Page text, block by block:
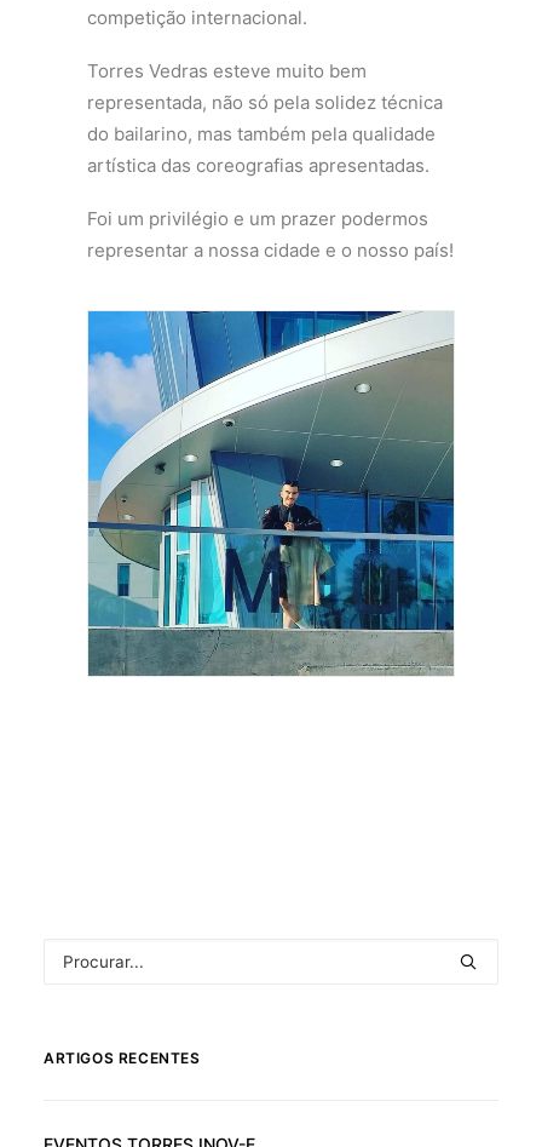
competição internacional.
Torres Vedras esteve muito bem
representada, não só pela solidez técnica
do bailarino, mas também pela qualidade
artística das coreografias apresentadas.
Foi um privilégio e um prazer podermos
representar a nossa cidade e o nosso país!
ARTIGOS RECENTES